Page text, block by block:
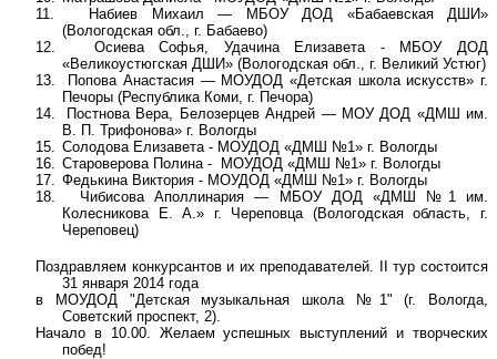
11.
Набиев Михаил — МБОУ ДОД «Бабаевская ДШИ»
(Вологодская обл., г. Бабаево)
12.
Осиева Софья, Удачина Елизавета - МБОУ ДОД
«Великоустюгская ДШИ» (Вологодская обл., г. Великий Устюг)
13.
Попова Анастасия — МОУДОД «Детская школа искусств» г.
Печоры (Республика Коми, г. Печора)
14.
Постнова Вера, Белозерцев Андрей — МОУ ДОД «ДМШ им.
В. П. Трифонова» г. Вологды
15. Солодова Елизавета - МОУДОД «ДМШ №1» г. Вологды
16. Староверова Полина -
МОУДОД «ДМШ №1» г. Вологды
17. Федькина Виктория - МОУДОД «ДМШ №1» г. Вологды
18.
Чибисова Аполлинария — МБОУ ДОД «ДМШ №1 им.
Колесникова Е. А.» г. Череповца (Вологодская область, г.
Череповец)
Поздравляем конкурсантов и их преподавателей. II тур состоится
31 января 2014 года
в МОУДОД "Детская музыкальная школа №1" (г. Вологда,
Советский проспект, 2).
Начало в 10.00. Желаем успешных выступлений и творческих
побед!